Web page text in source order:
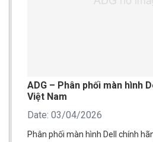
ADG – Phân phối màn hình
Việt Nam
Date: 03/04/2026
Phân phối màn hình Dell chính